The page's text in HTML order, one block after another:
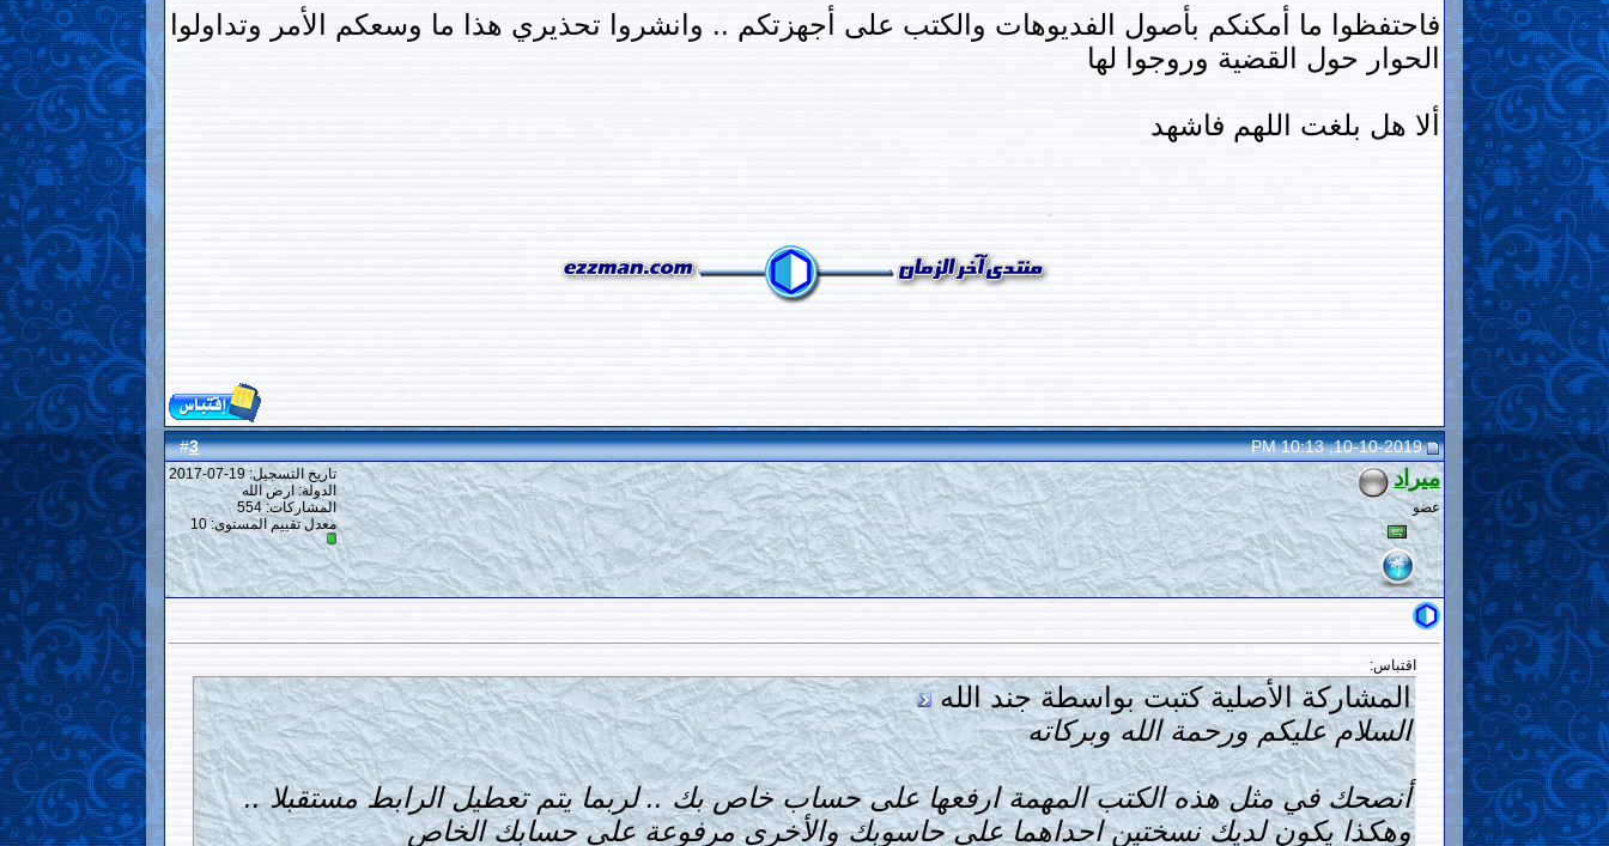
فاحتفظوا ما أمكنكم بأصول الفديوهات والكتب على أجهزتكم .. وانشروا تحذيري هذا ما وسعكم الأمر وتداولوا
الحوار حول القضية وروجوا لها
ألا هل بلغت اللهم فاشهد
#
3 10-10-2019, 10:13 PM
ميراد
عضو
تاريخ التسجيل: 19-07-2017
الدولة: ارض الله
المشاركات: 554
معدل تقييم المستوى: 10
اقتباس:
المشاركة الأصلية كتبت بواسطة جند الله
السلام عليكم ورحمة الله وبركاته
أنصحك في مثل هذه الكتب المهمة ارفعها على حساب خاص بك .. لربما يتم تعطيل الرابط مستقبلا ..
وهكذا يكون لديك نسختين احداهما على حاسوبك والأخرى مرفوعة على حسابك الخاص